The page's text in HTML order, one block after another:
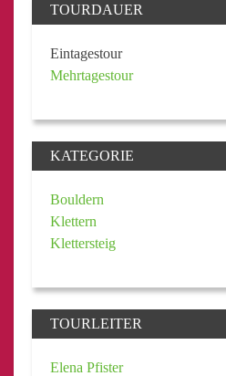
TOURDAUER
Eintagestour
Mehrtagestour
KATEGORIE
Bouldern
Klettern
Klettersteig
TOURLEITER
Elena Pfister